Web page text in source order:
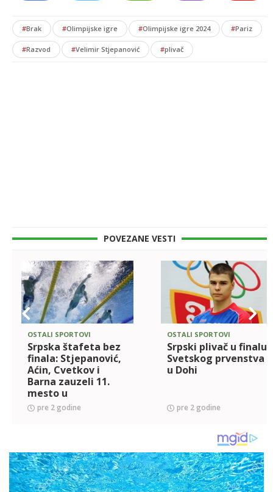
#Brak #Olimpijske igre #Olimpijske igre 2024 #Pariz
#Razvod #Velimir Stjepanović #plivač
POVEZANE VESTI
OSTALI SPORTOVI
Srpska štafeta bez
finala: Stjepanović,
Aćin, Cvetkov i
Barna zauzeli 11.
mesto u
kvalifikacijama!
pre 2 godine
OSTALI SPORTOVI
Srpski plivač u finalu
Svetskog prvenstva
u Dohi
pre 2 godine